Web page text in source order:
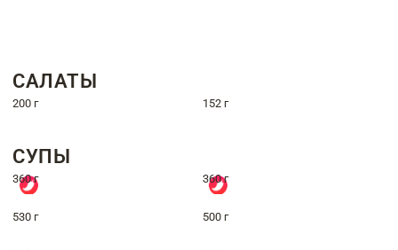
САЛАТЫ
200 г 152 г
СУПЫ
360 г 360 г
530 г 500 г